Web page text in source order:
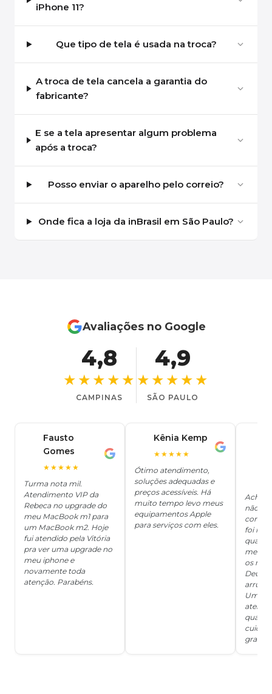
iPhone 11?
Que tipo de tela é usada na troca?
A troca de tela cancela a garantia do
fabricante?
E se a tela apresentar algum problema
após a troca?
Posso enviar o aparelho pelo correio?
Onde fica a loja da inBrasil em São Paulo?
Avaliações no Google
4,8
★★★★★
CAMPINAS
4,9
★★★★★
SÃO PAULO
Fausto
Gomes
★★★★★
Turma nota mil.
Atendimento VIP da
Rebeca no upgrade do
meu MacBook m1 para
um MacBook m2. Hoje
fui atendido pela Vitória
pra ver uma upgrade no
meu iphone e
novamente toda
atenção. Parabéns.
Kênia Kemp
★★★★★
Ótimo atendimento,
soluções adequadas e
preços acessíveis. Há
muito tempo levo meus
equipamentos Apple
para serviços com eles.
Achei
não
foi
me
os
Deus,
Um
grata!!!